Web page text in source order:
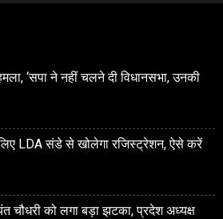
‘सपा ने नहीं चलने दी विधानसभा, उनकी
LDA संडे से खोलेगा रजिस्‍ट्रेशन, ऐसे करें
चौधरी को लगा बड़ा झटका, प्रदेश अध्यक्ष